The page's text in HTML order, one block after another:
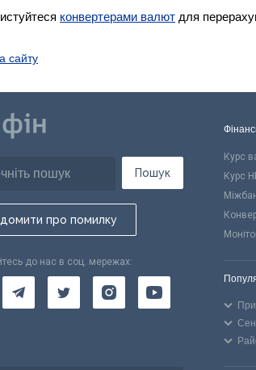
конвертерами валют для
сайту
Пошук
про помилку
до нас в соц. мережах:
Курс
Курс